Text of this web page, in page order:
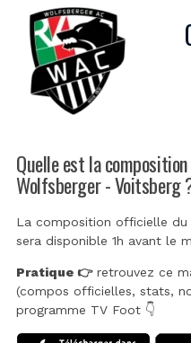
Quelle est la
Wolfsberger - Voitsberg
La composition officielle
sera disponible 1h avant le
Pratique 👉retrouvez ce
(compos officielles, stats,
programme TV Foot 👇